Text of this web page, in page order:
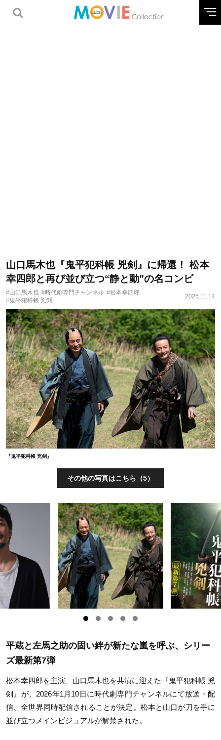
山口馬木也『鬼平犯科帳 兇剣』に帰還！ 松本
幸四郎と再び並び立つ“静と動”の名コンビ
#山口馬木也 #時代劇専門チャンネル #松本幸四郎
#鬼平犯科帳 兇剣
2025.11.14
『鬼平犯科帳 兇剣』
その他の写真はこちら（5）
平蔵と左馬之助の固い絆が新たな嵐を呼ぶ、シリー
ズ最新第7弾
松本幸四郎を主演、山口馬木也を共演に迎えた『鬼平犯科帳 兇
剣』が、2026年1月10日に時代劇専門チャンネルにて放送・配
信、全世界同時配信されることが決定。松本と山口が刀を手に
並び立つメインビジュアルが解禁された。